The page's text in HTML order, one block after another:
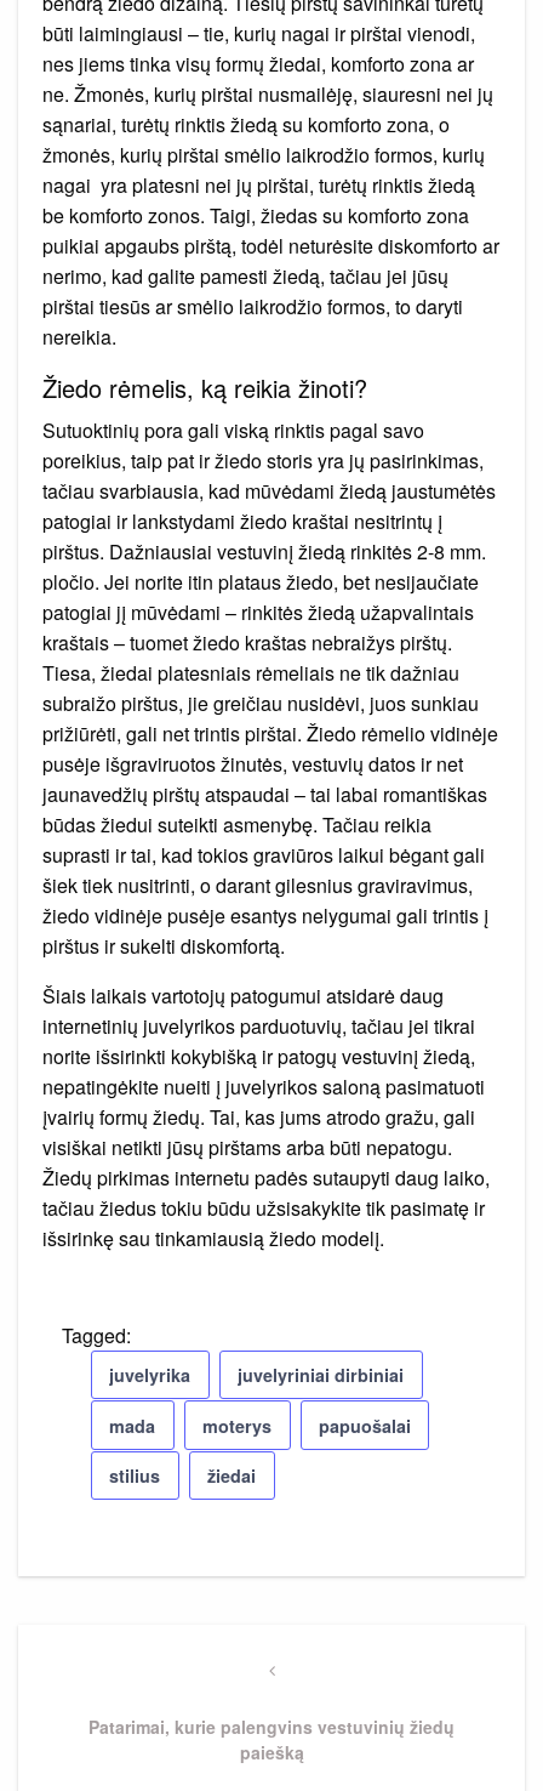
būti laimingiausi – tie, kurių nagai ir pirštai vienodi,
nes jiems tinka visų formų žiedai, komforto zona ar
ne. Žmonės, kurių pirštai nusmailėję, siauresni nei jų
sąnariai, turėtų rinktis žiedą su komforto zona, o
žmonės, kurių pirštai smėlio laikrodžio formos, kurių
nagai yra platesni nei jų pirštai, turėtų rinktis žiedą
be komforto zonos. Taigi, žiedas su komforto zona
puikiai apgaubs pirštą, todėl neturėsite diskomforto ar
nerimo, kad galite pamesti žiedą, tačiau jei jūsų
pirštai tiesūs ar smėlio laikrodžio formos, to daryti
nereikia.
Žiedo rėmelis, ką reikia žinoti?
Sutuoktinių pora gali viską rinktis pagal savo
poreikius, taip pat ir žiedo storis yra jų pasirinkimas,
tačiau svarbiausia, kad mūvėdami žiedą jaustumėtės
patogiai ir lankstydami žiedo kraštai nesitrintų į
pirštus. Dažniausiai vestuvinį žiedą rinkitės 2-8 mm.
pločio. Jei norite itin plataus žiedo, bet nesijaučiate
patogiai jį mūvėdami – rinkitės žiedą užapvalintais
kraštais – tuomet žiedo kraštas nebraižys pirštų.
Tiesa, žiedai platesniais rėmeliais ne tik dažniau
subraižo pirštus, jie greičiau nusidėvi, juos sunkiau
prižiūrėti, gali net trintis pirštai. Žiedo rėmelio vidinėje
pusėje išgraviruotos žinutės, vestuvių datos ir net
jaunavedžių pirštų atspaudai – tai labai romantiškas
būdas žiedui suteikti asmenybę. Tačiau reikia
suprasti ir tai, kad tokios graviūros laikui bėgant gali
šiek tiek nusitrinti, o darant gilesnius graviravimus,
žiedo vidinėje pusėje esantys nelygumai gali trintis į
pirštus ir sukelti diskomfortą.
Šiais laikais vartotojų patogumui atsidarė daug
internetinių juvelyrikos parduotuvių, tačiau jei tikrai
norite išsirinkti kokybišką ir patogų vestuvinį žiedą,
nepatingėkite nueiti į juvelyrikos saloną pasimatuoti
įvairių formų žiedų. Tai, kas jums atrodo gražu, gali
visiškai netikti jūsų pirštams arba būti nepatogu.
Žiedų pirkimas internetu padės sutaupyti daug laiko,
tačiau žiedus tokiu būdu užsisakykite tik pasimatę ir
išsirinkę sau tinkamiausią žiedo modelį.
Tagged:
juvelyrika juvelyriniai dirbiniai
mada moterys papuošalai
stilius žiedai
Previous
Patarimai, kurie palengvins vestuvinių žiedų
paiešką